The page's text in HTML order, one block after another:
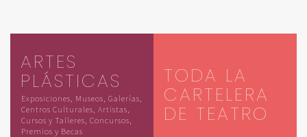
ARTES
PLÁSTICAS
Exposiciones, Museos, Galerías,
Centros Culturales, Artistas,
Cursos y Talleres, Concursos,
Premios y Becas
TODA LA
CARTELERA
DE TEATRO